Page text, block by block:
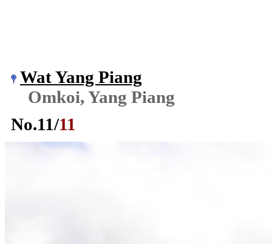
Wat Yang Piang
Omkoi, Yang Piang
No.11/11